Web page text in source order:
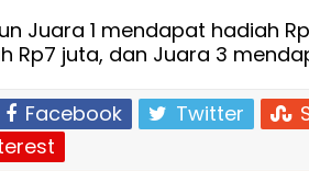
Juara 1 mendapat hadiah
Rp7 juta, dan Juara 3
Facebook Twitter